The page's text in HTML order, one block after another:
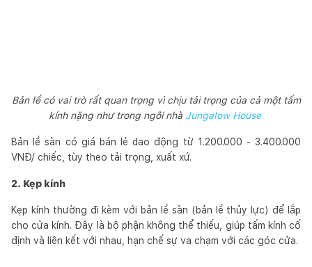
Bản lề có vai trò rất quan trọng vì chịu tải trọng của cả một tấm
kính nặng như trong ngôi nhà Jungalow House
Bản lề sàn có giá bán lẻ dao động từ 1.200.000 - 3.400.000
VNĐ/ chiếc, tùy theo tải trọng, xuất xứ.
2. Kẹp kính
Kẹp kính thường đi kèm với bản lề sàn (bản lề thủy lực) để lắp
cho cửa kính. Đây là bộ phận không thể thiếu, giúp tấm kính cố
định và liên kết với nhau, hạn chế sự va chạm với các góc cửa.